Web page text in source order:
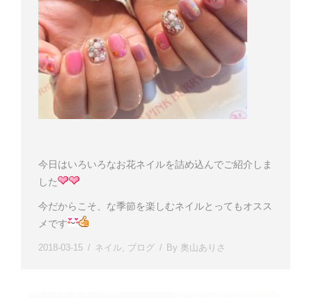
今日はいろいろなお花ネイルを詰め込んでご紹介しま
した
今だからこそ、な季節を楽しむネイルとってもオスス
メです
2018-03-15 ネイル ブログ By 奥山ありさ